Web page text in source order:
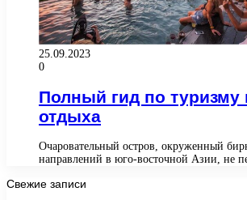
25.09.2023
0
Полный гид по туризму
отдыха
Очаровательный остров, окруженный
направлений в юго-восточной Азии, не
Свежие записи